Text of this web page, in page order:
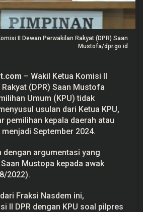
II Dewan Perwakilan Rakyat (DPR) Saan
Mustofa/dpr.go.id
– Wakil Ketua Komisi II
(DPR) Saan Mustofa
Umum (KPU) tidak
usulan dari Ketua KPU,
pemilihan kepala daerah atau
September 2024.
dengan argumentasi yang
Mustopa kepada awak
2022).
Fraksi Nasdem ini,
II DPR dengan KPU soal pilpres